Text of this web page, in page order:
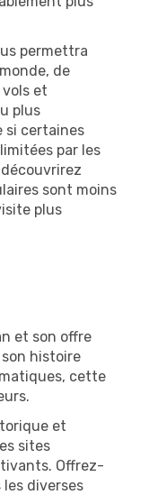
permettra
de
vols et
plus
si certaines
par les
sont moins
plus
et son offre
histoire
cette
et
sites
Offrez-
diverses